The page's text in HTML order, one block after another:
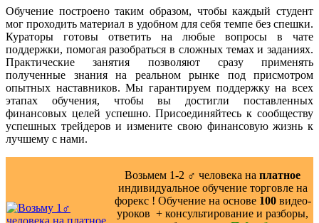
Обучение построено таким образом, чтобы каждый студент
мог проходить материал в удобном для себя темпе без спешки.
Кураторы готовы ответить на любые вопросы в чате
поддержки, помогая разобраться в сложных темах и заданиях.
Практические занятия позволяют сразу применять
полученные знания на реальном рынке под присмотром
опытных наставников. Мы гарантируем поддержку на всех
этапах обучения, чтобы вы достигли поставленных
финансовых целей успешно. Присоединяйтесь к сообществу
успешных трейдеров и измените свою финансовую жизнь к
лучшему с нами.
Возьмем 1-2 ‍♂️ человека на платное
индивидуальное обучение торговле на
форекс ! Обучение на основе 100видео-
уроков ️ + консультирование и разборы,